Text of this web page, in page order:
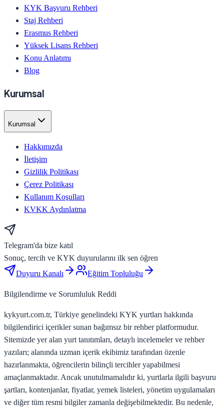
KYK Başvuru Rehberi
Staj Rehberi
Erasmus Rehberi
Yüksek Lisans Rehberi
Konu Anlatımı
Blog
Kurumsal
Kurumsal
Hakkımızda
İletişim
Gizlilik Politikası
Çerez Politikası
Kullanım Koşulları
KVKK Aydınlatma
Telegram'da bize katıl
Sonuç, tercih ve KYK duyurularını ilk sen öğren
Duyuru Kanalı
Eğitim Topluluğu
Bilgilendirme ve Sorumluluk Reddi
kykyurt.com.tr, Türkiye genelindeki KYK yurtları hakkında
bilgilendirici içerikler sunan bağımsız bir rehber platformudur.
Sitemizde yer alan yurt tanıtımları, detaylı incelemeler ve rehber
yazıları; alanında uzman içerik ekibimiz tarafından özenle
hazırlanmakta, öğrencilerin bilinçli tercihler yapabilmesi
amaçlanmaktadır. Ancak unutulmamalıdır ki, yurtlarla ilgili başvuru
şartları, kontenjanlar, fiyatlar, yemek listeleri, yönetim uygulamaları
ve diğer tüm resmi bilgiler zamanla değişebilmektedir. Bu nedenle,